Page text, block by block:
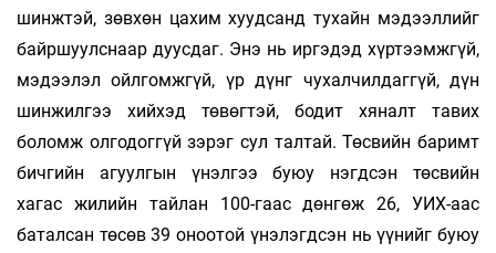
шинжтэй, зөвхөн цахим хуудсанд тухайн мэдээллийг
байршуулснаар дуусдаг. Энэ нь иргэдэд хүртээмжгүй,
мэдээлэл ойлгомжгүй, үр дүнг чухалчилдаггүй, дүн
шинжилгээ хийхэд төвөгтэй, бодит хяналт тавих
боломж олгодоггүй зэрэг сул талтай. Төсвийн баримт
бичгийн агуулгын үнэлгээ буюу нэгдсэн төсвийн
хагас жилийн тайлан 100-гаас дөнгөж 26, УИХ-аас
баталсан төсөв 39 оноотой үнэлэгдсэн нь үүнийг буюу